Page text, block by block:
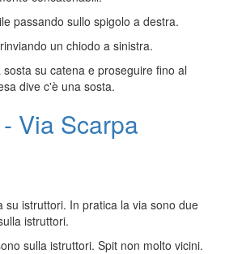
passando sullo spigolo a destra.
un chiodo a sinistra.
su catena e proseguire fino al
dive c'è una sosta.
Via Scarpa
su istruttori. In pratica la via sono due
istruttori.
sulla istruttori. Spit non molto vicini.